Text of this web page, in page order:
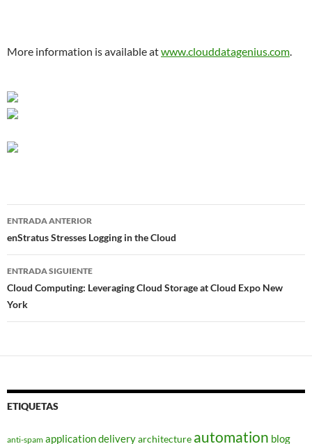
More information is available atwww.clouddatagenius.com.
Navegador
de
entradas
ENTRADA ANTERIOR
enStratus Stresses Logging in the Cloud
ENTRADA SIGUIENTE
Cloud Computing: Leveraging Cloud Storage at Cloud Expo New
York
ETIQUETAS
anti-spam application deliveryarchitecture automation blog